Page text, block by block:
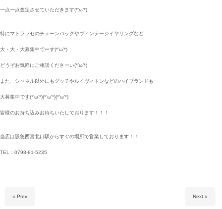
一点一点査定させていただきます(*’ω’*)
特にマトラッセのチェーンバッグやヴィンテージイヤリングなど
大・大・大募集中でーす(*’ω’*)
どうぞお気軽にご相談くださーい(*’ω’*)
また、シャネル以外にもグッチやルイヴィトンなどのハイブランドも
大募集中です(*’ω’*)(*’ω’*)(*’ω’*)
皆様のお持ち込みお待ちいたしております！！！
当店は阪急西宮北口駅からすぐの場所で営業しております！！
TEL：0798-81-5235
« Prev Next »